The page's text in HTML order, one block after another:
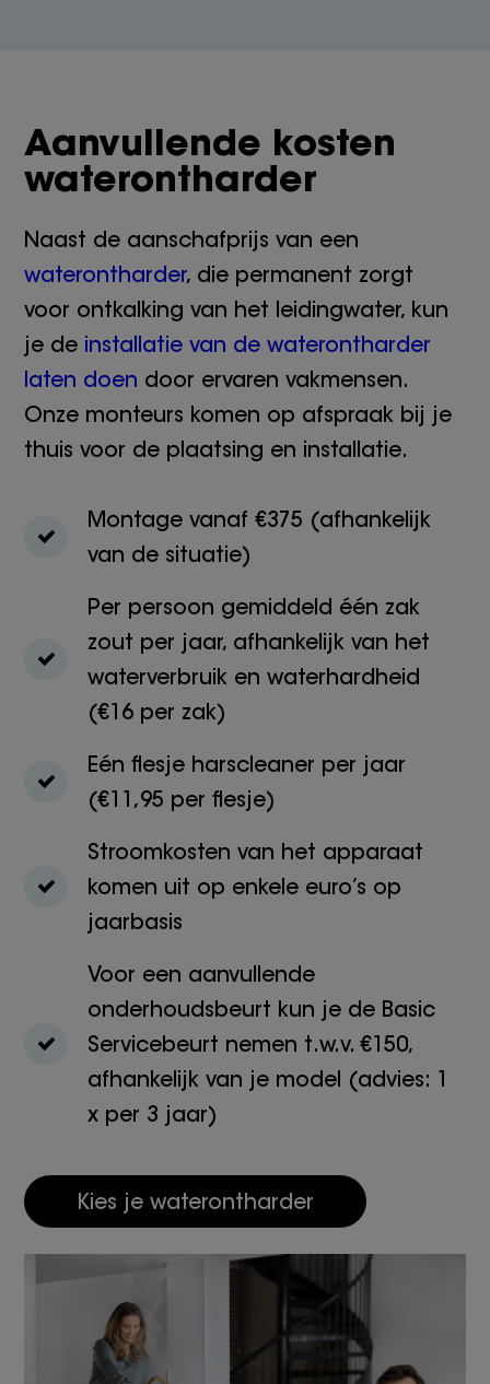
Aanvullende kosten
waterontharder
Naast de aanschafprijs van een
waterontharder, die permanent zorgt
voor ontkalking van het leidingwater, kun
je de installatie van de waterontharder
laten doen door ervaren vakmensen.
Onze monteurs komen op afspraak bij je
thuis voor de plaatsing en installatie.
Montage vanaf €375 (afhankelijk
van de situatie)
Per persoon gemiddeld één zak
zout per jaar, afhankelijk van het
waterverbruik en waterhardheid
(€16 per zak)
Eén flesje harscleaner per jaar
(€11,95 per flesje)
Stroomkosten van het apparaat
komen uit op enkele euro’s op
jaarbasis
Voor een aanvullende
onderhoudsbeurt kun je de Basic
Servicebeurt nemen t.w.v. €150,
afhankelijk van je model (advies: 1
x per 3 jaar)
Kies je waterontharder